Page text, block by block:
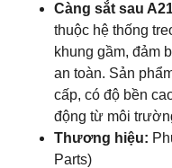
Càng sắt sau
thuộc hệ thống
khung gầm, đảm
an toàn. Sản
cấp, có độ bền
động từ môi
Thương hiệu:
Parts)